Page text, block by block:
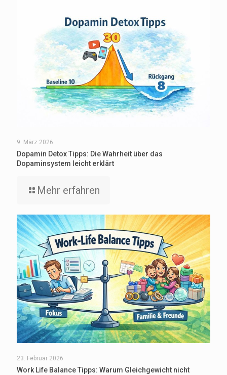
9. März 2026
Dopamin Detox Tipps: Die Wahrheit über das
Dopaminsystem leicht erklärt
Mehr erfahren
23. Februar 2026
Work Life Balance Tipps: Warum Gleichgewicht nicht